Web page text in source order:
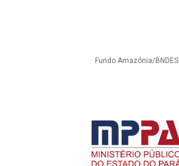
Fundo Amazônia/BNDES